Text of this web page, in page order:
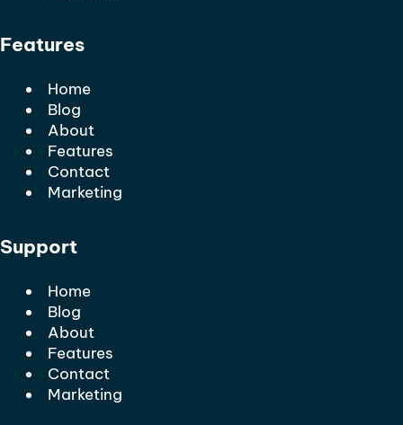
Features
Home
Blog
About
Features
Contact
Marketing
Support
Home
Blog
About
Features
Contact
Marketing